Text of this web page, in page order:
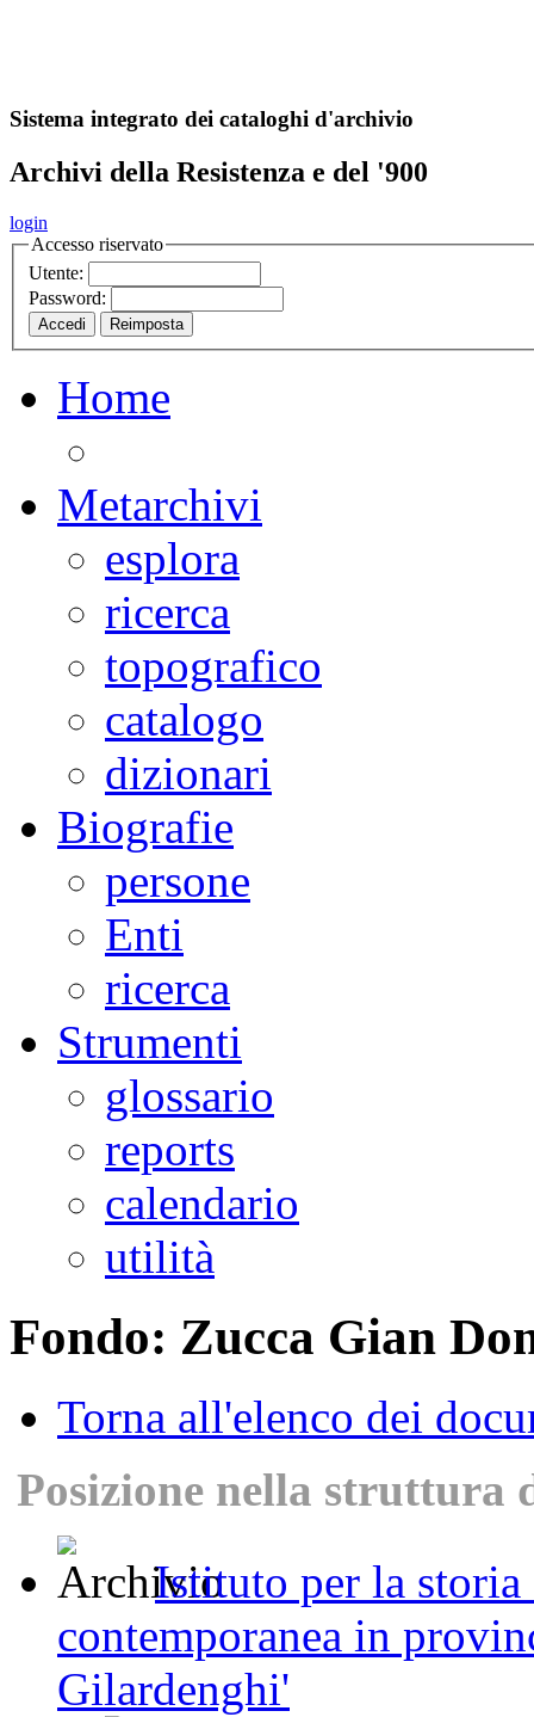
Sistema integrato dei cataloghi d'archivio
Archivi della Resistenza e del '900
login
Accesso riservato
Utente:
Password:
Home
Metarchivi
esplora
ricerca
topografico
catalogo
dizionari
Biografie
persone
Enti
ricerca
Strumenti
glossario
reports
calendario
utilità
Fondo: Zucca Gian
Torna all'elenco dei
Posizione nella struttura
Istituto per la storia
contemporanea in
Gilardenghi'